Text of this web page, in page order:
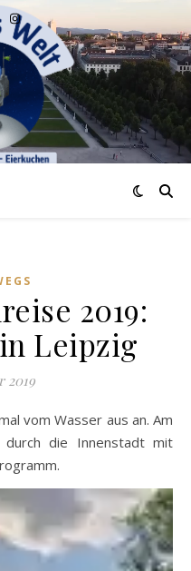
2019:
Leipzig
2019
durch die Innenstadt mit